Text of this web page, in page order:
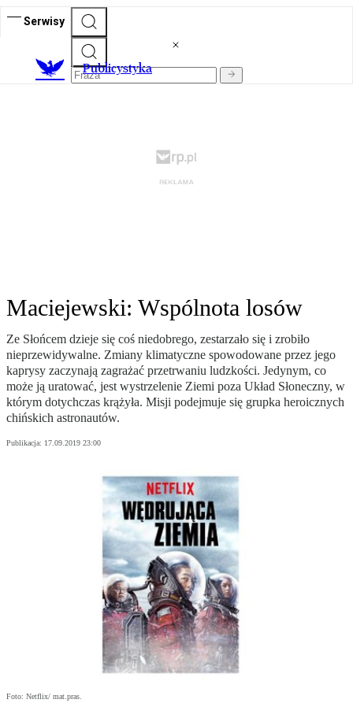
Serwisy
Publicystyka
Maciejewski: Wspólnota losów
Ze Słońcem dzieje się coś niedobrego, zestarzało się i zrobiło
nieprzewidywalne. Zmiany klimatyczne spowodowane przez jego
kaprysy zaczynają zagrażać przetrwaniu ludzkości. Jedynym, co
może ją uratować, jest wystrzelenie Ziemi poza Układ Słoneczny, w
którym dotychczas krążyła. Misji podejmuje się grupka heroicznych
chińskich astronautów.
Publikacja: 17.09.2019 23:00
Foto: Netflix/ mat.pras.